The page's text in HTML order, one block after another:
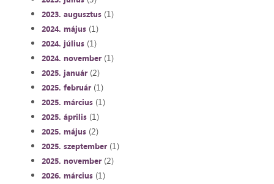
2023. augusztus(1)
2024. május(1)
2024. július(1)
2024. november(1)
2025. január(2)
2025. február(1)
2025. március(1)
2025. április(1)
2025. május(2)
2025. szeptember(1)
2025. november(2)
2026. március(1)